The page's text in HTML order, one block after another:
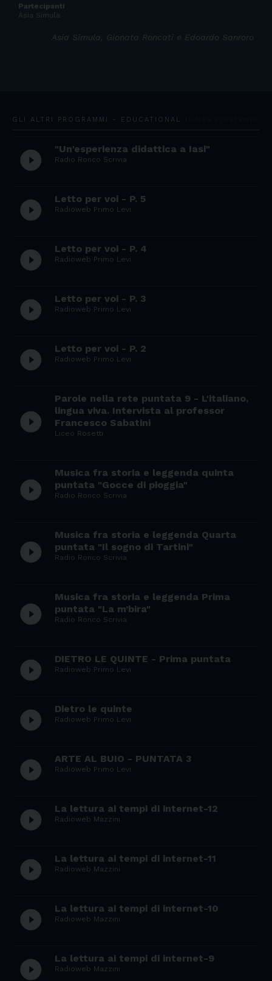
Partecipanti
Asia Simula
Asia Simula, Gionata Roncati e Edoardo Sanroro
GLI ALTRI PROGRAMMI - EDUCATIONAL
play_circle_filled "Un'esperienza didattica a Iasi"
Radio Ronco Scrivia
play_circle_filled Letto per voi - P. 5
Radioweb Primo Levi
play_circle_filled Letto per voi - P. 4
Radioweb Primo Levi
play_circle_filled Letto per voi - P. 3
Radioweb Primo Levi
play_circle_filled Letto per voi - P. 2
Radioweb Primo Levi
play_circle_filled
Parole nella rete puntata 9 - L'italiano,
lingua viva. Intervista al professor
Francesco Sabatini
Liceo Rosetti
play_circle_filled
Musica fra storia e leggenda quinta
puntata "Gocce di pioggia"
Radio Ronco Scrivia
play_circle_filled
Musica fra storia e leggenda Quarta
puntata "Il sogno di Tartini"
Radio Ronco Scrivia
play_circle_filled
Musica fra storia e leggenda Prima
puntata "La m’bira"
Radio Ronco Scrivia
play_circle_filled DIETRO LE QUINTE - Prima puntata
Radioweb Primo Levi
play_circle_filled Dietro le quinte
Radioweb Primo Levi
play_circle_filled ARTE AL BUIO - PUNTATA 3
Radioweb Primo Levi
play_circle_filled La lettura ai tempi di internet-12
Radioweb Mazzini
play_circle_filled La lettura ai tempi di internet-11
Radioweb Mazzini
play_circle_filled La lettura ai tempi di internet-10
Radioweb Mazzini
play_circle_filled La lettura ai tempi di internet-9
Radioweb Mazzini